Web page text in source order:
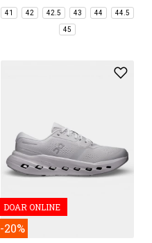
41 42 42.5 43 44 44.5
45
DOAR ONLINE
-20%